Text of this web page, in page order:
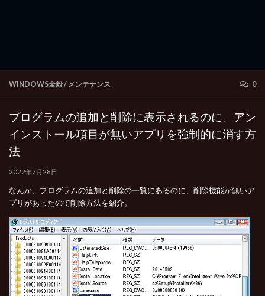
WINDOWS全般/ メンテナンス 0
プログラムの追加と削除に表示されるのに、アン
インストール項目が無いアプリを強制的に消す方
法
2022年7月28日
なんか、プログラムの追加と削除の一覧にあるのに、削除機能が無いア
プリがあったので削除方法を紹介。